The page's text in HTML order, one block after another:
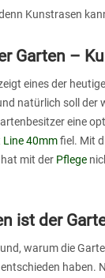
Kunstrasen
Garten –
eines der
natürlich soll der
eine
40mmfiel. Mit
mit der Pflege
ist der
warum die
haben.